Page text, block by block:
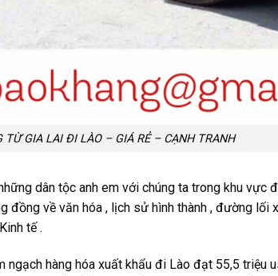
TỪ GIA LAI ĐI LÀO – GIÁ RẺ – CẠNH TRANH
dân tộc anh em với chúng ta trong khu
đồng về văn hóa , lịch sử hình thành , đường lối
tế .
ngạch hàng hóa xuất khẩu đi Lào đạt 55,5 triệu